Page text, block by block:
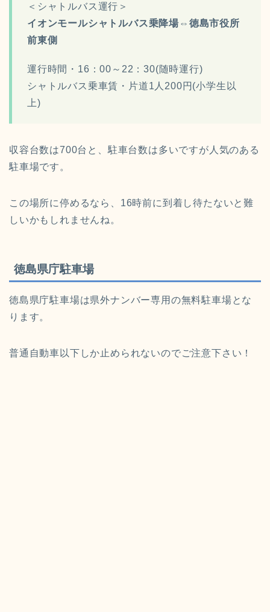
＜シャトルバス運行＞
イオンモールシャトルバス乗降場⇔徳島市役所
前東側
運行時間・16：00～22：30(随時運行)
シャトルバス乗車賃・片道1人200円(小学生以
上)
収容台数は700台と、駐車台数は多いですが人気のある
駐車場です。
この場所に停めるなら、16時前に到着し待たないと難
しいかもしれませんね。
徳島県庁駐車場
徳島県庁駐車場は県外ナンバー専用の無料駐車場とな
ります。
普通自動車以下しか止められないのでご注意下さい！